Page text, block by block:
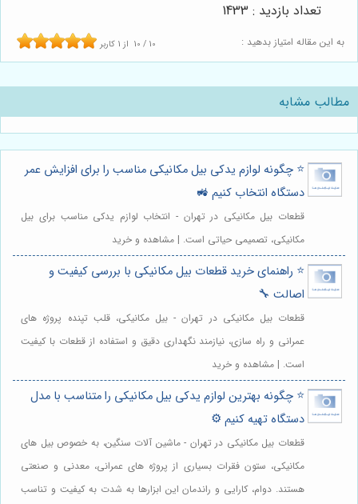
به این مقاله امتیاز بدهید : 10 / 10 از1 کاربر
تعداد بازدید : 1433
مطالب مشابه
⭐️ چگونه لوازم یدکی بیل مکانیکی مناسب را برای افزایش عمر
دستگاه انتخاب کنیم 🚜
قطعات بیل مکانیکی در تهران - انتخاب لوازم یدکی مناسب برای بیل
مکانیکی، تصمیمی حیاتی است. | مشاهده و خرید
⭐️ راهنمای خرید قطعات بیل مکانیکی با بررسی کیفیت و
اصالت 🔧
قطعات بیل مکانیکی در تهران - بیل مکانیکی، قلب تپنده پروژه های
عمرانی و راه سازی، نیازمند نگهداری دقیق و استفاده از قطعات با کیفیت
است. | مشاهده و خرید
⭐️ چگونه بهترین لوازم یدکی بیل مکانیکی را متناسب با مدل
دستگاه تهیه کنیم ⚙️
قطعات بیل مکانیکی در تهران - ماشین آلات سنگین، به خصوص بیل های
مکانیکی، ستون فقرات بسیاری از پروژه های عمرانی، معدنی و صنعتی
هستند. دوام، کارایی و راندمان این ابزارها به شدت به کیفیت و تناسب